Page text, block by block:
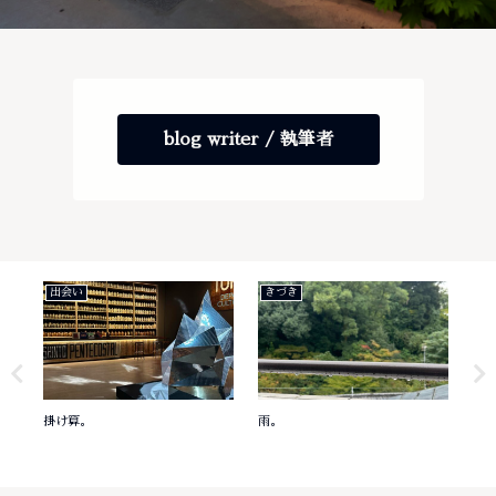
blog writer / 執筆者
出会い
掛け算。
きづき
雨。